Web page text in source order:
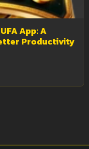
App: A
Productivity